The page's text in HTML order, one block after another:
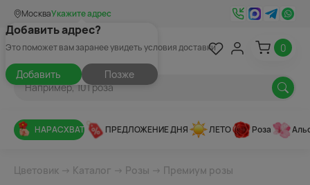
МоскваУкажите адрес
Добавить адрес?
Это поможет вам заранее увидеть условия доставки
Добавить Позже
0
НАРАСХВАТ ПРЕДЛОЖЕНИЕ ДНЯ ЛЕТО Роза
Цветовик → Каталог → Розы → Премиум розы